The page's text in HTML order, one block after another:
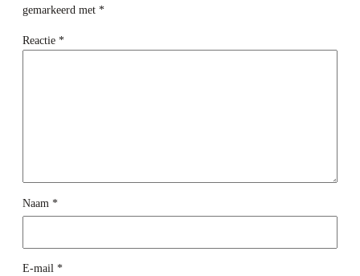
gemarkeerd met *
Reactie *
Naam *
E-mail *